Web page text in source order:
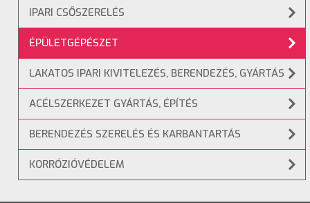
IPARI CSŐSZERELÉS
ÉPÜLETGÉPÉSZET
LAKATOS IPARI KIVITELEZÉS, BERENDEZÉS, GYÁRTÁS
ACÉLSZERKEZET GYÁRTÁS, ÉPÍTÉS
BERENDEZÉS SZERELÉS ÉS KARBANTARTÁS
KORRÓZIÓVÉDELEM